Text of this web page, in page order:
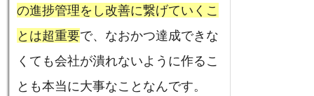
の進捗管理をし改善に繋げていくこ
とは超重要で、なおかつ達成できな
くても会社が潰れないように作るこ
とも本当に大事なことなんです。